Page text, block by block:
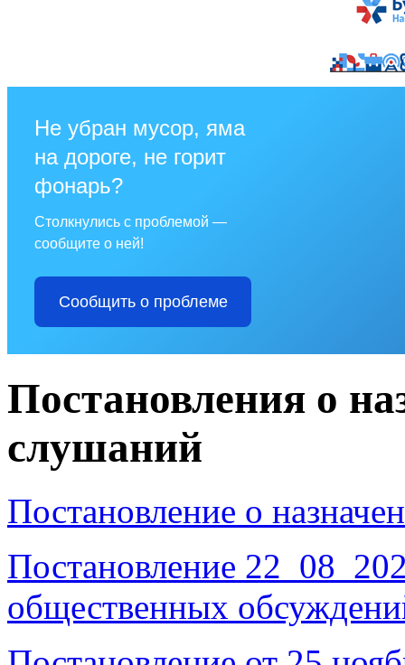
Не убран мусор, яма
на дороге, не горит
фонарь?
Столкнулись с проблемой —
сообщите о ней!
Сообщить о проблеме
Постановления о
слушаний
Постановление о
Постановление
общественных